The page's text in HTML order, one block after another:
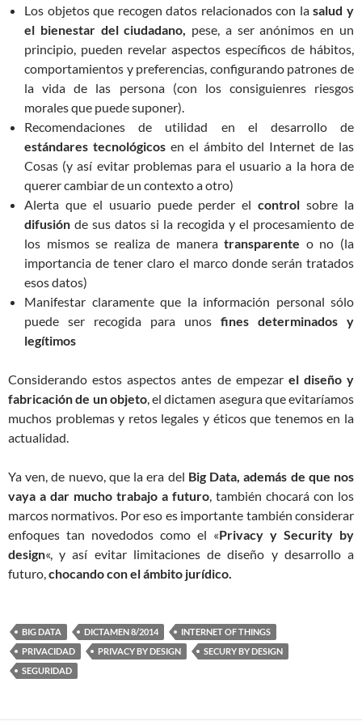
Los objetos que recogen datos relacionados con lasalud y
el bienestar del ciudadano,
pese, a ser anónimos en un
principio, pueden revelar aspectos específicos de hábitos,
comportamientos y preferencias, configurando patrones de
la vida de las persona (con los consiguienres riesgos
morales que puede suponer).
Recomendaciones de utilidad en el desarrollo de
estándares tecnológicosen el ámbito del Internet de las
Cosas (y así evitar problemas para el usuario a la hora de
querer cambiar de un contexto a otro)
Alerta que el usuario puede perder elcontrol sobre la
difusión de sus datos si la recogida y el procesamiento de
los mismos se realiza de maneratransparente o no (la
importancia de tener claro el marco donde serán tratados
esos datos)
Manifestar claramente que la información personal sólo
puede ser recogida para unos fines determinados y
legítimos
Considerando estos aspectos antes de empezar el diseño y
fabricación de un objeto, el dictamen asegura que evitaríamos
muchos problemas y retos legales y éticos que tenemos en la
actualidad.
Ya ven, de nuevo, que la era del Big Data, además de que nos
vaya a dar mucho trabajo a futuro , también chocará con los
marcos normativos. Por eso es importante también considerar
enfoques tan novedodos como el «Privacy y Security by
design«, y así evitar limitaciones de diseño y desarrollo a
futuro, chocando con el ámbito jurídico.
BIG DATA DICTAMEN 8/2014
INTERNET OF THINGS
PRIVACIDAD
PRIVACY BY DESIGN
SECURY BY DESIGN
SEGURIDAD